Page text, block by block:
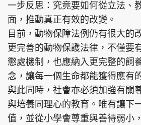
一步反思：究竟要如何從立法、
面，推動真正有效的改變。
目前，動物保障法例仍有很大的
更完善的動物保護法律，不僅要
懲處機制，也應納入更完整的飼
念，讓每一個生命都能獲得應有
與此同時，社會亦必須加強有關
與培養同理心的教育。唯有讓下
值，並從小學會尊重與善待弱小